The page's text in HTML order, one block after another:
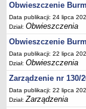
Umorzenia,
Fundacje i
Pomoc publiczna
Budżet
Majątek
Koszt
Stawki czynszów
Obwieszczenie
Data publikacji: 24 lipca
Dział:Obwieszczenia
Obwieszczenie
Data publikacji: 22 lipca
Dział:Obwieszczenia
Zarządzenie nr 130/
Data publikacji: 22 lipca
Dział:Zarządzenia